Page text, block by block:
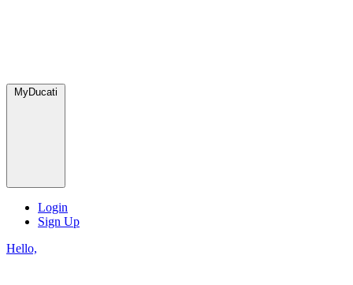
MyDucati
Login
Sign Up
Hello,